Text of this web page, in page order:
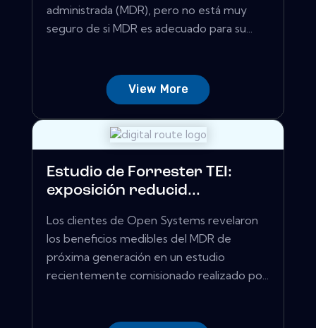
administrada (MDR), pero no está muy
seguro de si MDR es adecuado para su...
View More
Estudio de Forrester TEI:
exposición reducid...
Los clientes de Open Systems revelaron
los beneficios medibles del MDR de
próxima generación en un estudio
recientemente comisionado realizado po...